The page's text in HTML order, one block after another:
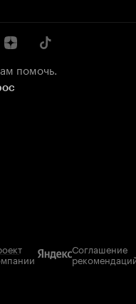
помочь.
Соглашение